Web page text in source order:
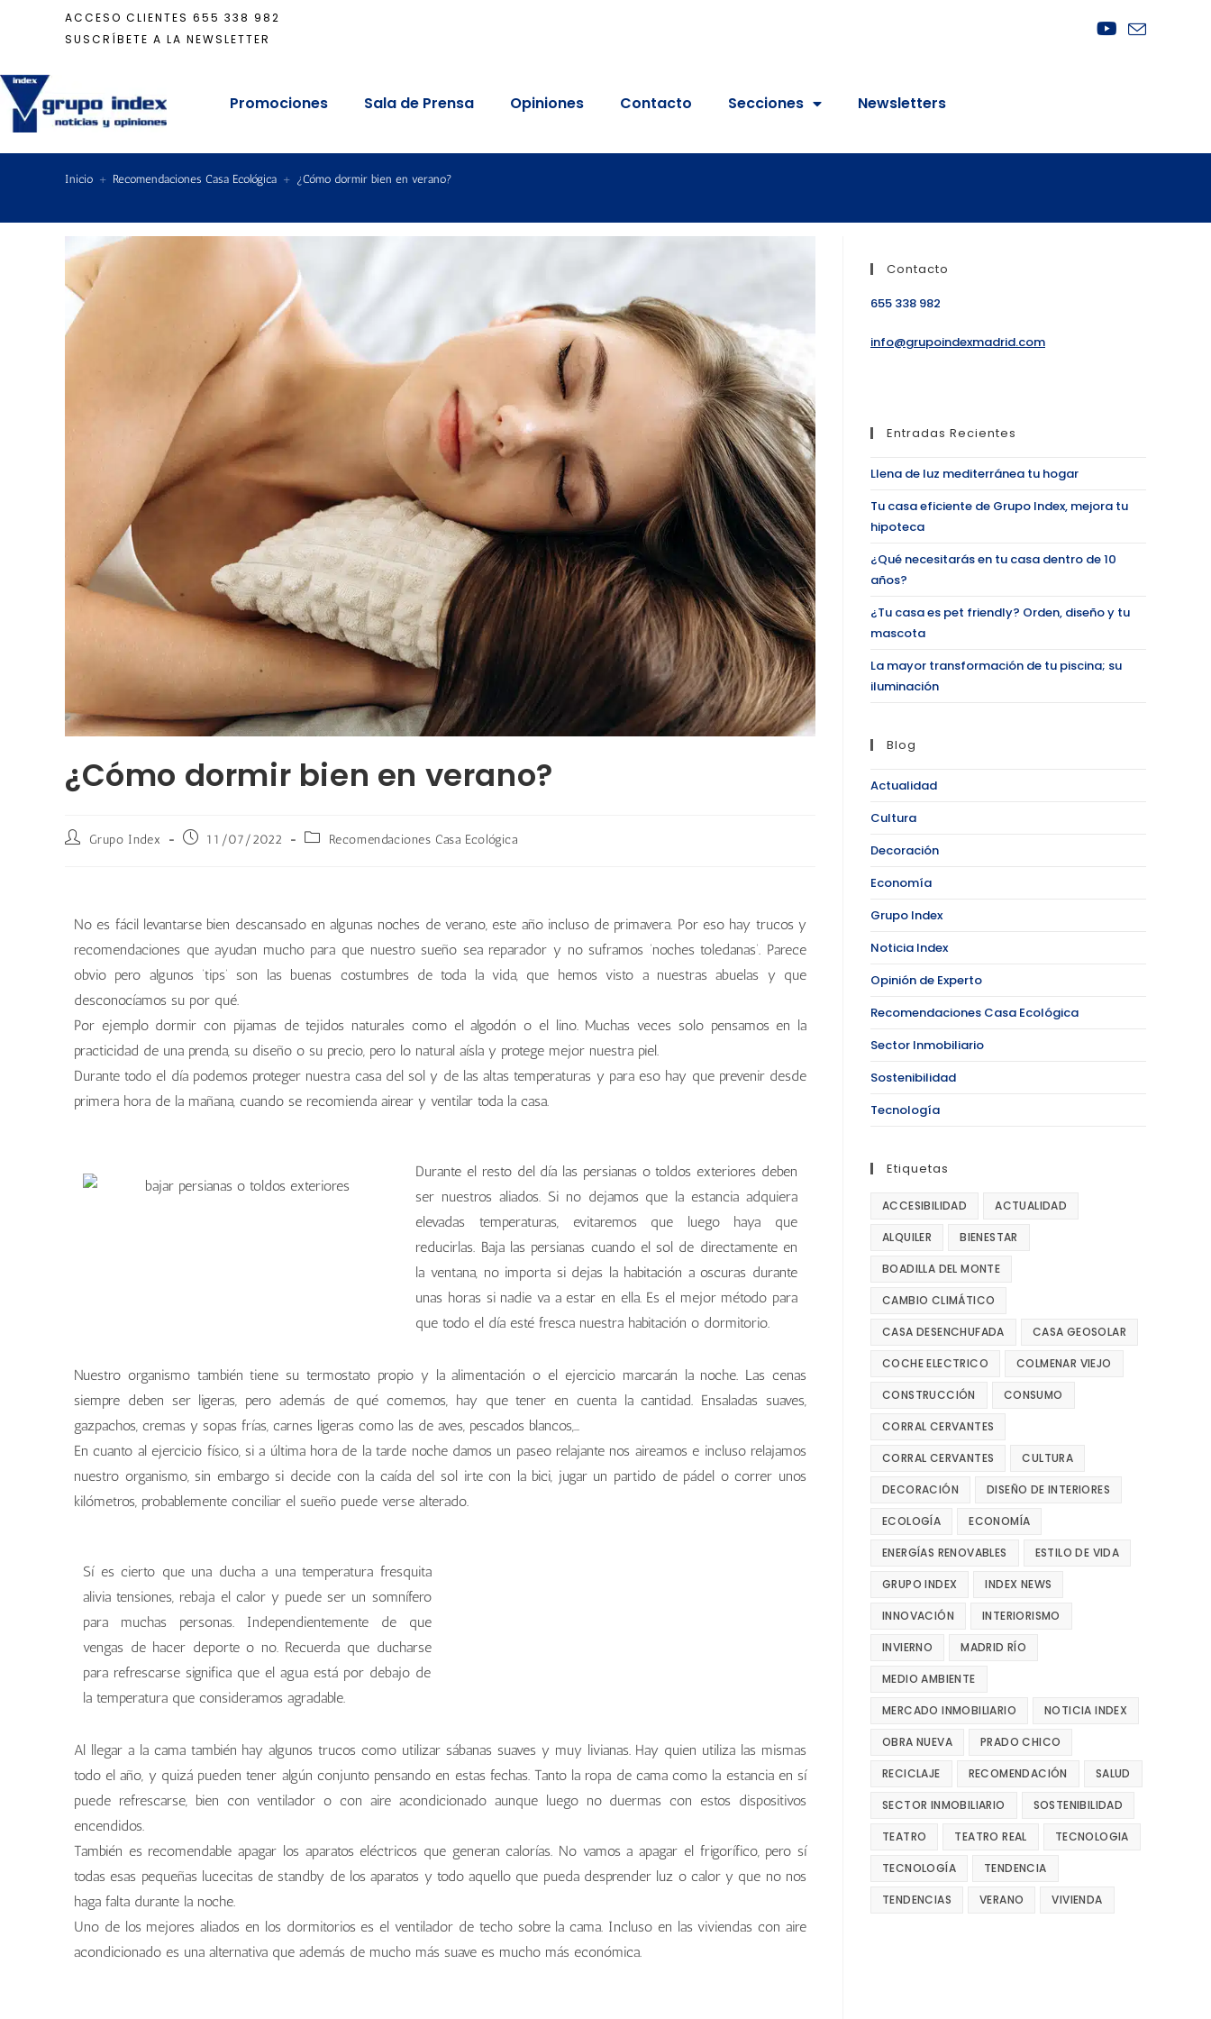
ACCESO CLIENTES 655 338 982
SUSCRÍBETE A LA NEWSLETTER
Promociones Sala de Prensa Opiniones Contacto Secciones Newsletters
Inicio + Recomendaciones Casa Ecológica + ¿Cómo dormir bien en verano?
¿Cómo dormir bien en verano?
Grupo Index 11/07/2022 Recomendaciones Casa Ecológica
No es fácil levantarse bien descansado en algunas noches de verano, este año incluso de primavera. Por eso hay trucos y
recomendaciones que ayudan mucho para que nuestro sueño sea reparador y no suframos ‘noches toledanas’. Parece
obvio pero algunos ‘tips’ son las buenas costumbres de toda la vida, que hemos visto a nuestras abuelas y que
desconocíamos su por qué.
Por ejemplo dormir con pijamas de tejidos naturales como el algodón o el lino. Muchas veces solo pensamos en la
practicidad de una prenda, su diseño o su precio, pero lo natural aísla y protege mejor nuestra piel.
Durante todo el día podemos proteger nuestra casa del sol y de las altas temperaturas y para eso hay que prevenir desde
primera hora de la mañana, cuando se recomienda airear y ventilar toda la casa.
Durante el resto del día las persianas o toldos exteriores deben
ser nuestros aliados. Si no dejamos que la estancia adquiera
elevadas temperaturas, evitaremos que luego haya que
reducirlas. Baja las persianas cuando el sol de directamente en
la ventana, no importa si dejas la habitación a oscuras durante
unas horas si nadie va a estar en ella. Es el mejor método para
que todo el día esté fresca nuestra habitación o dormitorio.
Nuestro organismo también tiene su termostato propio y la alimentación o el ejercicio marcarán la noche. Las cenas
siempre deben ser ligeras, pero además de qué comemos, hay que tener en cuenta la cantidad. Ensaladas suaves,
gazpachos, cremas y sopas frías, carnes ligeras como las de aves, pescados blancos,…
En cuanto al ejercicio físico, si a última hora de la tarde noche damos un paseo relajante nos aireamos e incluso relajamos
nuestro organismo, sin embargo si decide con la caída del sol irte con la bici, jugar un partido de pádel o correr unos
kilómetros, probablemente conciliar el sueño puede verse alterado.
Sí es cierto que una ducha a una temperatura fresquita
alivia tensiones, rebaja el calor y puede ser un somnífero
para muchas personas. Independientemente de que
vengas de hacer deporte o no. Recuerda que ducharse
para refrescarse significa que el agua está por debajo de
la temperatura que consideramos agradable.
Al llegar a la cama también hay algunos trucos como utilizar sábanas suaves y muy livianas. Hay quien utiliza las mismas
todo el año, y quizá pueden tener algún conjunto pensando en estas fechas. Tanto la ropa de cama como la estancia en sí
puede refrescarse, bien con ventilador o con aire acondicionado aunque luego no duermas con estos dispositivos
encendidos.
También es recomendable apagar los aparatos eléctricos que generan calorías. No vamos a apagar el frigorífico, pero sí
todas esas pequeñas lucecitas de standby de los aparatos y todo aquello que pueda desprender luz o calor y que no nos
haga falta durante la noche.
Uno de los mejores aliados en los dormitorios es el ventilador de techo sobre la cama. Incluso en las viviendas con aire
acondicionado es una alternativa que además de mucho más suave es mucho más económica.
Contacto
655 338 982
info@grupoindexmadrid.com
Entradas Recientes
Llena de luz mediterránea tu hogar
Tu casa eficiente de Grupo Index, mejora tu
hipoteca
¿Qué necesitarás en tu casa dentro de 10
años?
¿Tu casa es pet friendly? Orden, diseño y tu
mascota
La mayor transformación de tu piscina; su
iluminación
Blog
Actualidad
Cultura
Decoración
Economía
Grupo Index
Noticia Index
Opinión de Experto
Recomendaciones Casa Ecológica
Sector Inmobiliario
Sostenibilidad
Tecnología
Etiquetas
ACCESIBILIDAD ACTUALIDAD
ALQUILER BIENESTAR
BOADILLA DEL MONTE
CAMBIO CLIMÁTICO
CASA DESENCHUFADA CASA GEOSOLAR
COCHE ELECTRICO COLMENAR VIEJO
CONSTRUCCIÓN CONSUMO
CORRAL CERVANTES
CORRAL CERVANTES CULTURA
DECORACIÓN DISEÑO DE INTERIORES
ECOLOGÍA ECONOMÍA
ENERGÍAS RENOVABLES ESTILO DE VIDA
GRUPO INDEX INDEX NEWS
INNOVACIÓN INTERIORISMO
INVIERNO MADRID RÍO
MEDIO AMBIENTE
MERCADO INMOBILIARIO NOTICIA INDEX
OBRA NUEVA PRADO CHICO
RECICLAJE RECOMENDACIÓN SALUD
SECTOR INMOBILIARIO SOSTENIBILIDAD
TEATRO TEATRO REAL TECNOLOGIA
TECNOLOGÍA TENDENCIA
TENDENCIAS VERANO VIVIENDA